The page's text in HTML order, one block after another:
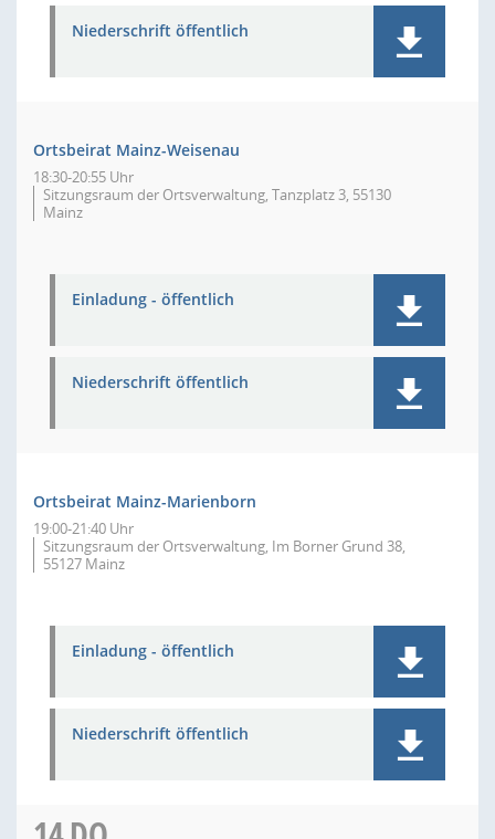
Niederschrift öffentlich
Ortsbeirat Mainz-Weisenau
18:30-20:55 Uhr
Sitzungsraum der Ortsverwaltung, Tanzplatz 3, 55130
Mainz
Einladung - öffentlich
Niederschrift öffentlich
Ortsbeirat Mainz-Marienborn
19:00-21:40 Uhr
Sitzungsraum der Ortsverwaltung, Im Borner Grund 38,
55127 Mainz
Einladung - öffentlich
Niederschrift öffentlich